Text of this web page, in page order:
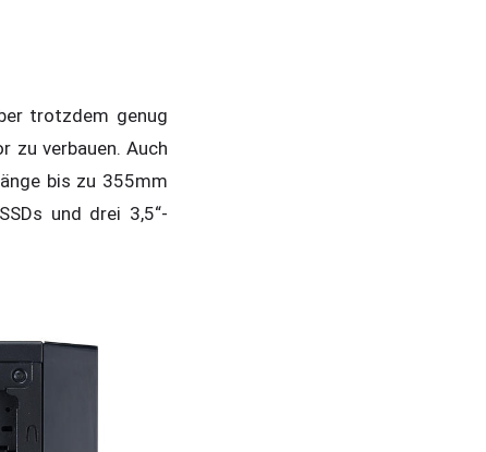
trotzdem genug
zu verbauen. Auch
bis zu 355mm
und drei 3,5“-